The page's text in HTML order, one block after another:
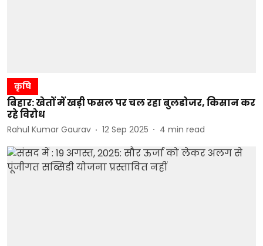
कृषि
बिहार: खेतों में खड़ी फसल पर चल रहा बुलडोजर, किसान कर
रहे विरोध
Rahul Kumar Gaurav 12 Sep 2025 4 min read